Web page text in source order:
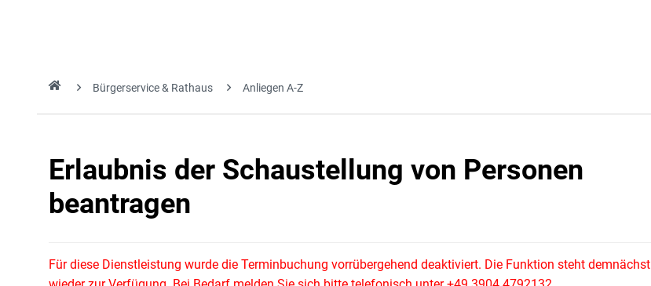
Bürgerservice & Rathaus Anliegen A-Z
Erlaubnis der Schaustellung von Personen
beantragen
Für diese Dienstleistung wurde die Terminbuchung vorrübergehend deaktiviert. Die Funktion steht demnächst